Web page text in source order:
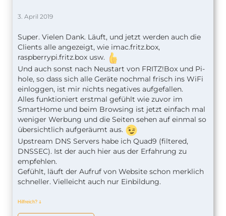
3. April 2019
Super. Vielen Dank. Läuft, und jetzt werden auch die
Clients alle angezeigt, wie imac.fritz.box,
raspberrypi.fritz.box usw.
Und auch sonst nach Neustart von FRITZ!Box und Pi-
hole, so dass sich alle Geräte nochmal frisch ins WiFi
einloggen, ist mir nichts negatives aufgefallen.
Alles funktioniert erstmal gefühlt wie zuvor im
SmartHome und beim Browsing ist jetzt einfach mal
weniger Werbung und die Seiten sehen auf einmal so
übersichtlich aufgeräumt aus.
Upstream DNS Servers habe ich Quad9 (filtered,
DNSSEC). Ist der auch hier aus der Erfahrung zu
empfehlen.
Gefühlt, läuft der Aufruf von Website schon merklich
schneller. Vielleicht auch nur Einbildung.
Hilfreich? ↆ